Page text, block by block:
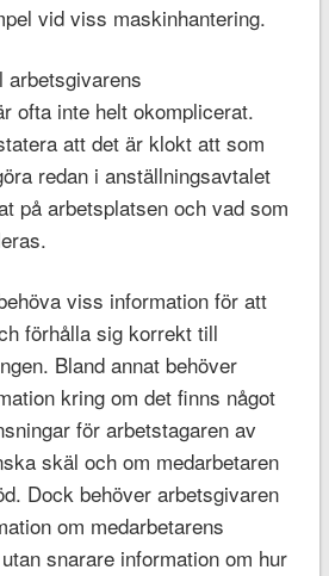
vid viss maskinhantering.
arbetsgivarens
ofta inte helt okomplicerat.
att det är klokt att som
redan i anställningsavtalet
på arbetsplatsen och vad som
viss information för att
förhålla sig korrekt till
Bland annat behöver
kring om det finns något
för arbetstagaren av
skäl och om medarbetaren
Dock behöver arbetsgivaren
om medarbetarens
snarare information om hur